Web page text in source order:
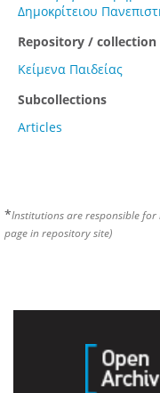
Δημοκρίτειου
Repository / collection
Κείμενα Παιδείας
Subcollections
Articles
*Institutions are responsible for
page in repository site)